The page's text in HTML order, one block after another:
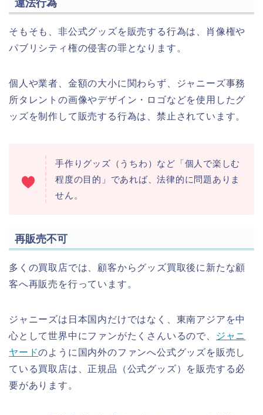
違法行為
そもそも、非公式グッズを販売する行為は、肖像権や
パブリシティ権の侵害の罪となります。
個人や業者、金額の大小に関わらず、ジャニーズ事務
所タレントの画像やデザイン・ロゴなどを使用したグ
ッズを制作して販売する行為は、禁止されています。
手作りグッズ（うちわ）など「個人で楽しむ
程度の目的」であれば、法律的に問題ありま
せん。
再販売不可
多くの買取店では、顧客からグッズ買取後に新たな顧
客へ再販売を行っています。
ジャニーズは日本国内だけではなく、東南アジアを中
心として世界中にファンがたくさんいるので、
ジャニ
ヤードのように国内外のファンへ公式グッズを販売し
ている買取店は、正規品（公式グッズ）を販売する必
要があります。